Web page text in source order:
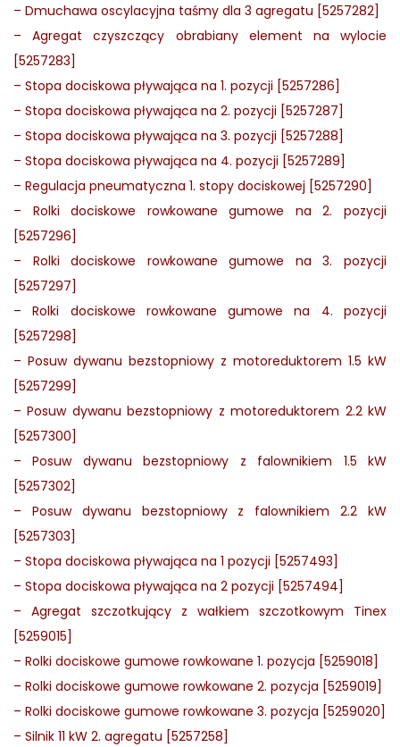
– Dmuchawa oscylacyjna taśmy dla 3 agregatu [5257282]
–Agregat czyszczący obrabiany element na wylocie
[5257283]
– Stopa dociskowa pływająca na 1. pozycji [5257286]
– Stopa dociskowa pływająca na 2. pozycji [5257287]
– Stopa dociskowa pływająca na 3. pozycji [5257288]
– Stopa dociskowa pływająca na 4. pozycji [5257289]
– Regulacja pneumatyczna 1. stopy dociskowej [5257290]
– Rolki dociskowe rowkowane gumowe na 2. pozycji
[5257296]
– Rolki dociskowe rowkowane gumowe na 3. pozycji
[5257297]
–Rolki dociskowe rowkowane gumowe na 4. pozycji
[5257298]
– Posuw dywanu bezstopniowy z motoreduktorem 1.5 kW
[5257299]
–Posuw dywanu bezstopniowy z motoreduktorem 2.2 kW
[5257300]
–Posuw dywanu bezstopniowy z falownikiem 1.5 kW
[5257302]
– Posuw dywanu bezstopniowy z falownikiem 2.2 kW
[5257303]
– Stopa dociskowa pływająca na 1 pozycji [5257493]
– Stopa dociskowa pływająca na 2 pozycji [5257494]
– Agregat szczotkujący z wałkiem szczotkowym Tinex
[5259015]
– Rolki dociskowe gumowe rowkowane 1. pozycja [5259018]
– Rolki dociskowe gumowe rowkowane 2. pozycja [5259019]
– Rolki dociskowe gumowe rowkowane 3. pozycja [5259020]
– Silnik 11 kW 2. agregatu [5257258]